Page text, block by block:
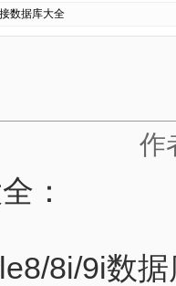
数据库大全
作
：
8i/9i数